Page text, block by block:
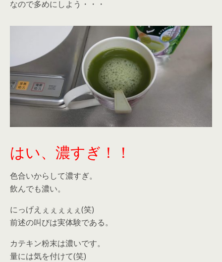
なので多めにしよう・・・
はい、濃すぎ！！
色合いからして濃すぎ。
飲んでも濃い。
にっげえぇぇぇぇぇ(笑)
前述の叫びは実体験である。
カテキン粉末は濃いです。
量には気を付けて(笑)